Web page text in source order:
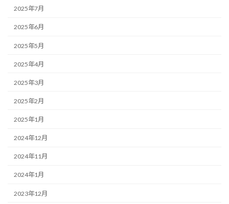
2025年7月
2025年6月
2025年5月
2025年4月
2025年3月
2025年2月
2025年1月
2024年12月
2024年11月
2024年1月
2023年12月